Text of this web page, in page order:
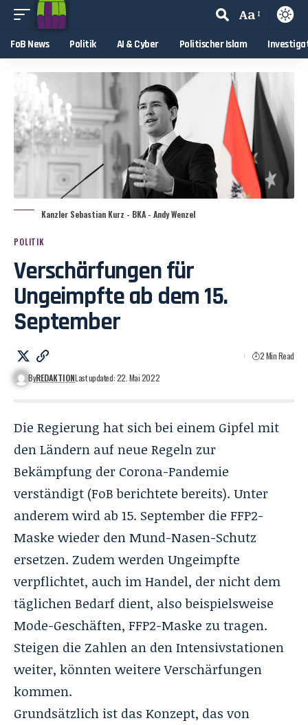
Aa
FoB News Politik AI & Cyber Politischer Islam
Kanzler Sebastian Kurz - BKA - Andy Wenzel
POLITIK
Verschärfungen für
Ungeimpfte ab dem 15.
September
ByREDAKTIONLast updated: 22. Mai 2022
2 Min Read
Die Regierung hat sich bei einem Gipfel mit
den Ländern auf neue Regeln zur
Bekämpfung der Corona-Pandemie
verständigt (FoB berichtete bereits). Unter
anderem wird ab 15. September die FFP2-
Maske wieder den Mund-Nasen-Schutz
ersetzen. Zudem werden Ungeimpfte
verpflichtet, auch im Handel, der nicht dem
täglichen Bedarf dient, also beispielsweise
Mode-Geschäften, FFP2-Maske zu tragen.
Steigen die Zahlen an den Intensivstationen
weiter, könnten weitere Verschärfungen
kommen.
Grundsätzlich ist das Konzept, das von